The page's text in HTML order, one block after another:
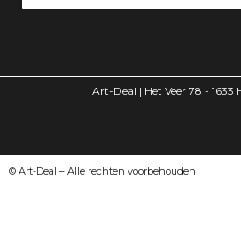
Art-Deal | Het Veer 78 - 1633
© Art-Deal – Alle rechten voorbehouden